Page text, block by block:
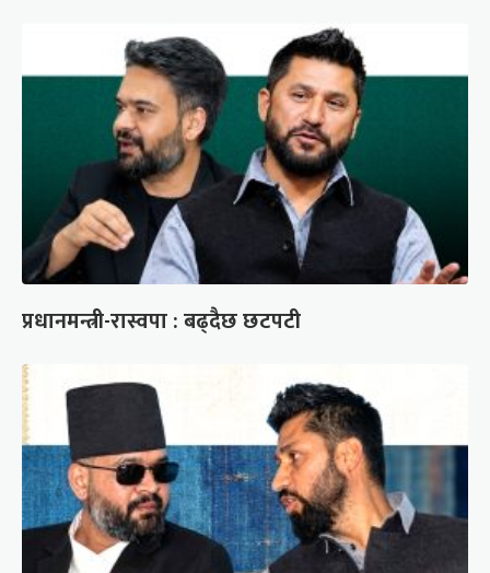
प्रधानमन्त्री-रास्वपा : बढ्दैछ छटपटी